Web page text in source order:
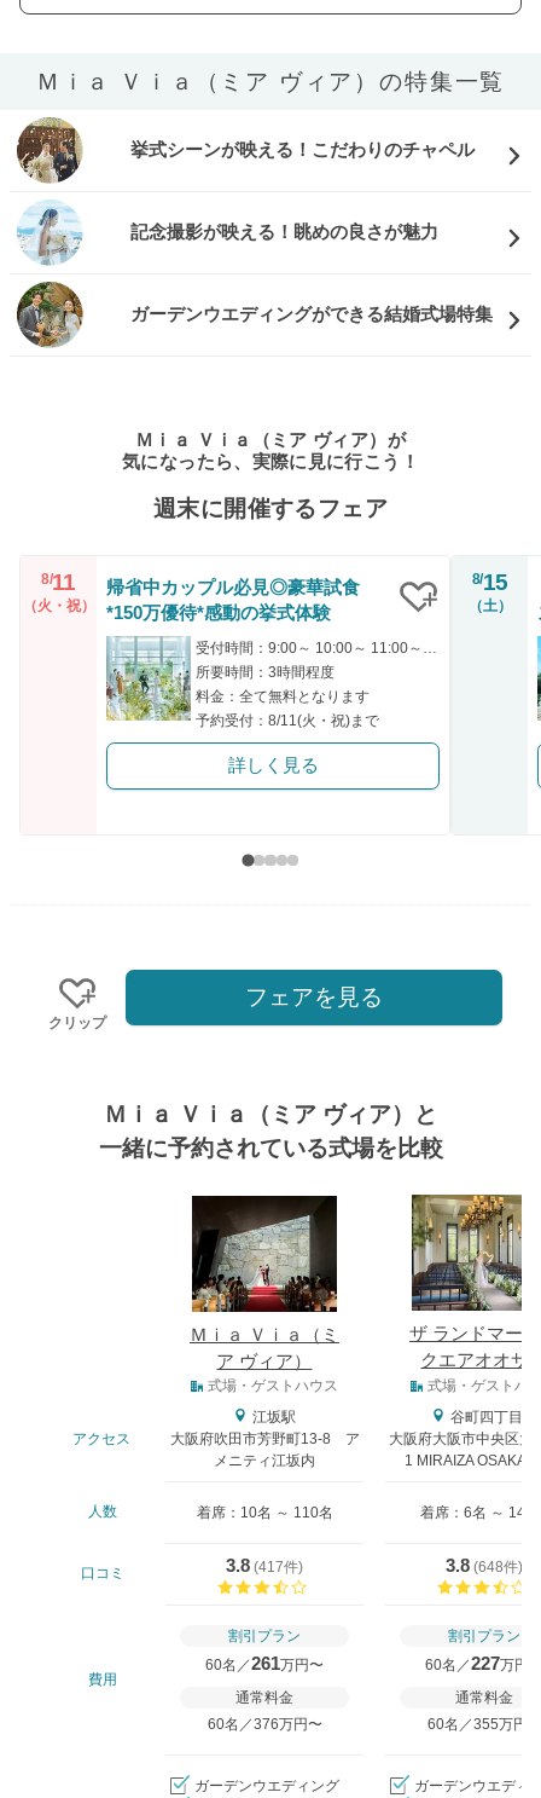
Ｍｉａ Ｖｉａ（ミア ヴィア）の特集一覧
挙式シーンが映える！こだわりのチャペル
記念撮影が映える！眺めの良さが魅力
ガーデンウエディングができる結婚式場特集
Ｍｉａ Ｖｉａ（ミア ヴィア）が
気になったら、実際に見に行こう！
週末に開催するフェア
8/11
（火・祝）
帰省中カップル必見◎豪華試食
*150万優待*感動の挙式体験
受付時間：9:00～ 10:00～ 11:00～ 16:00～
所要時間：3時間程度
料金：全て無料となります
予約受付：8/11(火・祝)まで
詳しく見る
8/15
（土）
クリップ
フェアを見る
Ｍｉａ Ｖｉａ（ミア ヴィア）と
一緒に予約されている式場を比較
Ｍｉａ Ｖｉａ（ミ
ア ヴィア）
ザ ランドマー
クエアオオサ
式場・ゲストハウス 式場・ゲストハ
アクセス
江坂駅
大阪府吹田市芳野町13-8 ア
メニティ江坂内
谷町四丁目駅
大阪府大阪市中央区大
1 MIRAIZA OSAKA-
人数 着席：10名 ～ 110名 着席：6名 ～ 146
口コミ 3.8 (417件)
3.8 (648件)
費用
割引プラン
60名／261万円〜
通常料金
60名／376万円〜
割引プラン
60名／227万円
通常料金
60名／355万円〜
ガーデンウエディング
ガーデンウエディ